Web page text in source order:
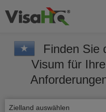
Finden Sie
Visum für
Zielland auswählen